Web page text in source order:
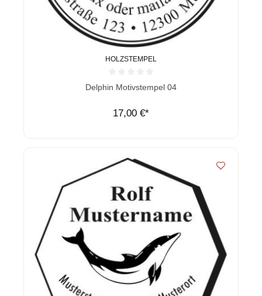
HOLZSTEMPEL
Durchschnittliche Bewertung von 0 von 5 Sternen
Delphin Motivstempel 04
17,00 €*